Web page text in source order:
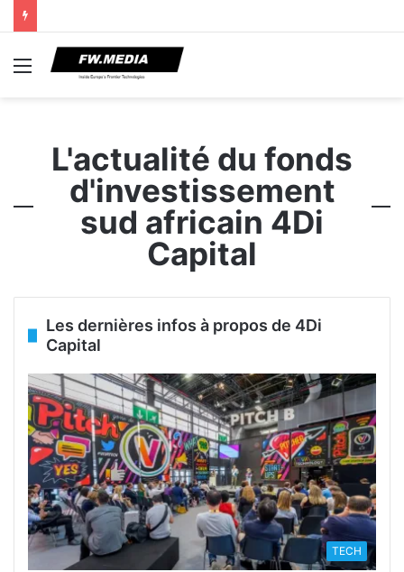
Menu
L'actualité du fonds
d'investissement
sud africain 4Di
Capital
Les dernières infos à propos de 4Di
Capital
TECH